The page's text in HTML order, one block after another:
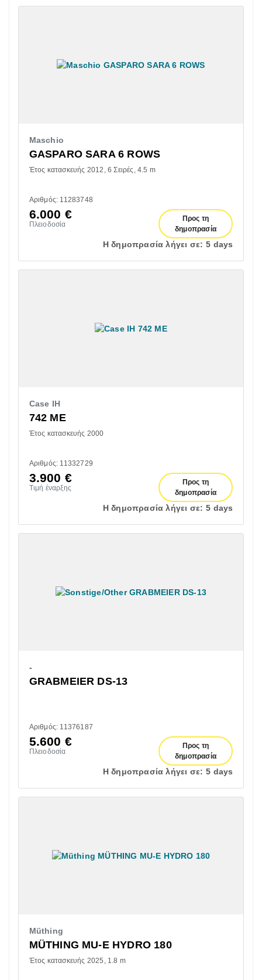
Maschio
GASPARO SARA 6 ROWS
Έτος κατασκευής 2012 6 Σειρές 4.5 m
Αριθμός: 11283748
6.000 €
Πλειοδοσία
Προς τη
δημοπρασία
Η δημοπρασία λήγει σε: 5 days
Case IH
742 ME
Έτος κατασκευής 2000
Αριθμός: 11332729
3.900 €
Τιμή έναρξης
Προς τη
δημοπρασία
Η δημοπρασία λήγει σε: 5 days
-
GRABMEIER DS-13
Αριθμός: 11376187
5.600 €
Πλειοδοσία
Προς τη
δημοπρασία
Η δημοπρασία λήγει σε: 5 days
Müthing
MÜTHING MU-E HYDRO 180
Έτος κατασκευής 2025 1.8 m